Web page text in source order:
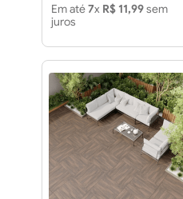
Em até7x R$ 11,99sem
juros